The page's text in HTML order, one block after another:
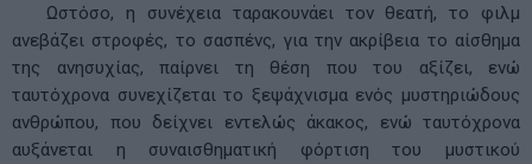
Ωστόσο, η συνέχεια ταρακουνάει τον θεατή, το φιλμ
ανεβάζει στροφές, το σασπένς, για την ακρίβεια το αίσθημα
της ανησυχίας, παίρνει τη θέση που του αξίζει, ενώ
ταυτόχρονα συνεχίζεται το ξεψάχνισμα ενός μυστηριώδους
ανθρώπου, που δείχνει εντελώς άκακος, ενώ ταυτόχρονα
αυξάνεται η συναισθηματική φόρτιση του μυστικού